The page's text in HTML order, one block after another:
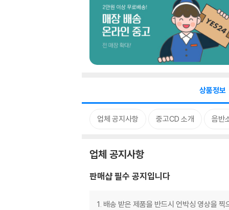
상품정보
업체 공지사항 중고CD 소개 음반
업체 공지사항
판매샵 필수 공지입니다
1. 배송 받은 제품을 반드시 언박싱 영상을